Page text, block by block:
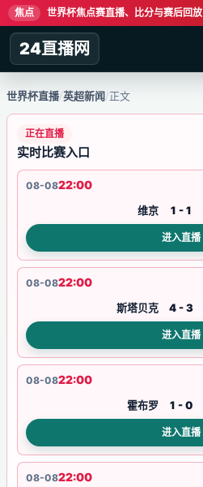
焦点 世界杯焦点赛直播、比分与赛后回放
24直播网
世界杯直播/英超新闻/正文
正在直播
实时比赛入口
08-0822:00
维京 1 - 1
进入直播
08-0822:00
斯塔贝克 4 - 3
进入直播
08-0822:00
霍布罗 1 - 0
进入直播
08-0822:00